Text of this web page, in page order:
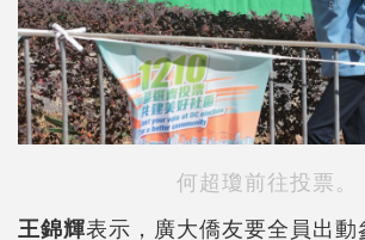
何超瓊前往投票。
王錦輝表示，廣大僑友要全員出